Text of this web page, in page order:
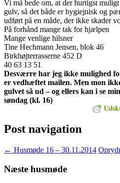
Vi må bede om, at der hurtigst
gulv, så det både er hygiejnisk og
udført på en måde, der ikke skader
På forhånd mange tak for hjælpen
Mange venlige hilsner
Tine Hechmann Jensen, blok 46
Birkhøjterrasserne 452 D
40 63 13 51
Desværre har jeg ikke mulighed
er vedhæftet mailen. Men mon
gulvet så ud – og ellers kan i se
søndag (kl. 16)
Post navigation
← Husmøde 16 – 30.11.2014
Næste husmøde